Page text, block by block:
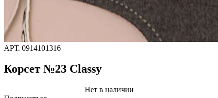
АРТ. 0914101316
Корсет №23 Classy
Нет в наличии